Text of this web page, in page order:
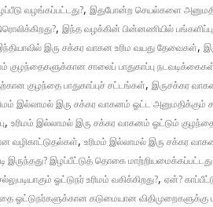
வழங்கப்பட்டது?, இதுபோன்ற செயல்களை
, இந்த வழக்கின் பின்னணியில்
இரு சக்கர வாகன உரிம வயது தேவைகள்,
குழந்தைகளுக்கான சாலைப் பாதுகாப்பு
குழந்தை பாதுகாப்புச் சட்டங்கள், இருசக்கர
இல்லாமல் இரு சக்கர வாகனம் ஓட்ட அனுமதிக்கும்
, உரிமம் இல்லாமல் இரு சக்கர வாகனம் ஓட்டும்
வழிகாட்டுதல்கள், உரிமம் இல்லாமல் இரு சக்கர
இருந்தது? இழப்பீட்டுத் தொகை
ஓட்டுநர் உரிமம் வகிக்கிறது?, ஏன்?
ஓட்டுநர்களுக்கான கடுமையான விதிமுறைகளுக்கு